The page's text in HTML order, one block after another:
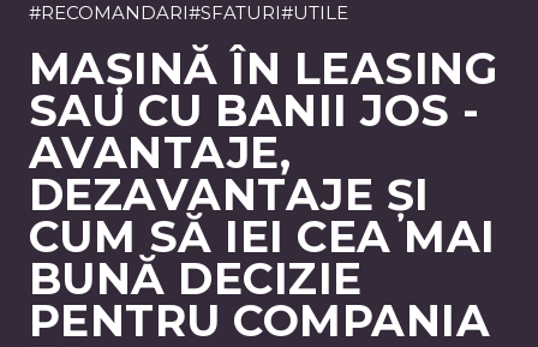
#RECOMANDARI#SFATURI#UTILE
MAȘINĂ ÎN LEASING
SAU CU BANII JOS -
AVANTAJE,
DEZAVANTAJE ȘI
CUM SĂ IEI CEA MAI
BUNĂ DECIZIE
PENTRU COMPANIA